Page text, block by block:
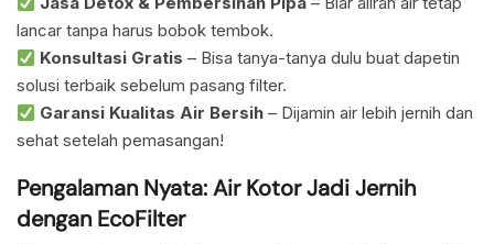
lancar tanpa harus bobok tembok.
Konsultasi Gratis – Bisa tanya-tanya dulu buat dapetin
solusi terbaik sebelum pasang filter.
Garansi Kualitas Air Bersih – Dijamin air lebih jernih dan
sehat setelah pemasangan!
Pengalaman Nyata: Air Kotor Jadi Jernih
dengan EcoFilter